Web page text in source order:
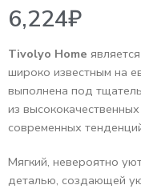
Tivolyo Home
широко известным на
выполнена под
из
современных
Мягкий, невероятно
деталью, создающей